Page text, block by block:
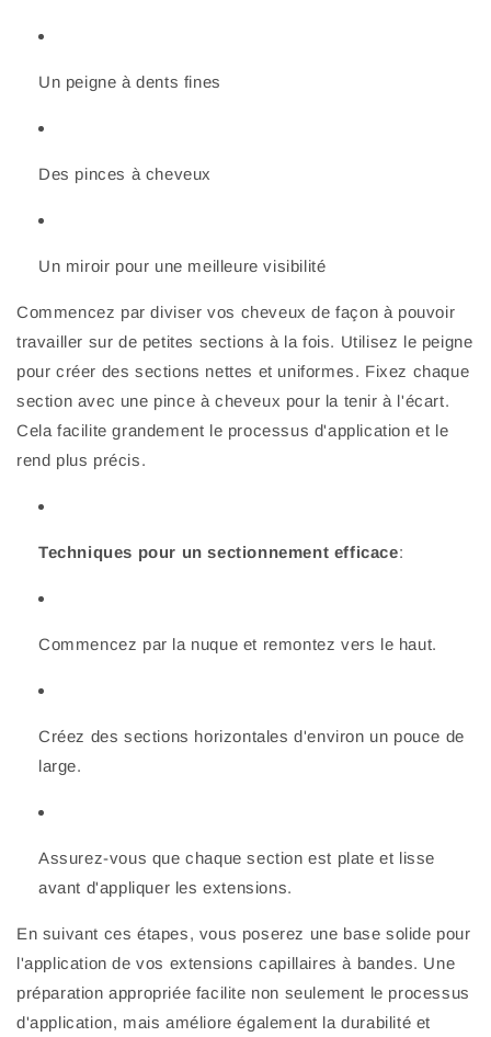
Un peigne à dents fines
Des pinces à cheveux
Un miroir pour une meilleure visibilité
Commencez par diviser vos cheveux de façon à pouvoir
travailler sur de petites sections à la fois. Utilisez le peigne
pour créer des sections nettes et uniformes. Fixez chaque
section avec une pince à cheveux pour la tenir à l'écart.
Cela facilite grandement le processus d'application et le
rend plus précis.
Techniques pour un sectionnement efficace:
Commencez par la nuque et remontez vers le haut.
Créez des sections horizontales d'environ un pouce de
large.
Assurez-vous que chaque section est plate et lisse
avant d'appliquer les extensions.
En suivant ces étapes, vous poserez une base solide pour
l'application de vos extensions capillaires à bandes. Une
préparation appropriée facilite non seulement le processus
d'application, mais améliore également la durabilité et